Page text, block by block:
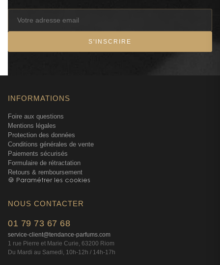
S'INSCRIRE
INFORMATIONS
Foire aux questions
Mentions légales
Protection des données
Conditions générales de vente
Paiements sécurisés
Formulaire de rétractation
Retours & remboursement
🍪 Paramétrer les cookies
NOUS CONTACTER
01 79 73 67 68
service-client@tendance-parfums.com
1 rue Pierre et Marie Curie, 63200 Riom
Du Mardi au Samedi, 10h-12h / 14h-17h